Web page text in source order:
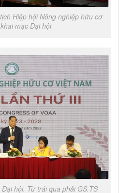
Hiệp hội Nông nghiệp hữu cơ
mạc Đại hội
hội. Từ trái qua phải GS.TS